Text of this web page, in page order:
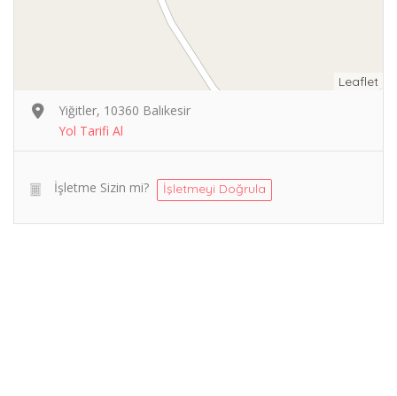
Leaflet
Yiğitler, 10360 Balıkesir
Yol Tarifi Al
İşletme Sizin mi? İşletmeyi Doğrula